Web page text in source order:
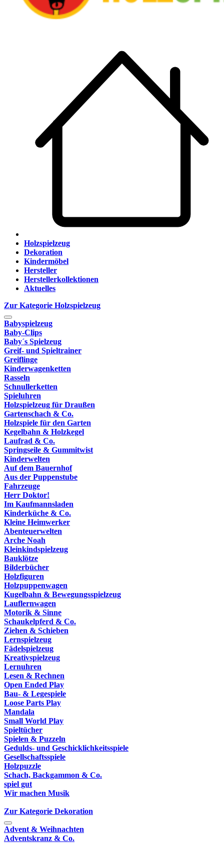
Holzspielzeug
Dekoration
Kindermöbel
Hersteller
Herstellerkollektionen
Aktuelles
Zur Kategorie Holzspielzeug
Babyspielzeug
Baby-Clips
Baby´s Spielzeug
Greif- und Spieltrainer
Greiflinge
Kinderwagenketten
Rasseln
Schnullerketten
Spieluhren
Holzspielzeug für Draußen
Gartenschach & Co.
Holzspiele für den Garten
Kegelbahn & Holzkegel
Laufrad & Co.
Springseile & Gummitwist
Kinderwelten
Auf dem Bauernhof
Aus der Puppenstube
Fahrzeuge
Herr Doktor!
Im Kaufmannsladen
Kinderküche & Co.
Kleine Heimwerker
Abenteuerwelten
Arche Noah
Kleinkindspielzeug
Bauklötze
Bilderbücher
Holzfiguren
Holzpuppenwagen
Kugelbahn & Bewegungsspielzeug
Lauflernwagen
Motorik & Sinne
Schaukelpferd & Co.
Ziehen & Schieben
Lernspielzeug
Fädelspielzeug
Kreativspielzeug
Lernuhren
Lesen & Rechnen
Open Ended Play
Bau- & Legespiele
Loose Parts Play
Mandala
Small World Play
Spieltücher
Spielen & Puzzeln
Gedulds- und Geschicklichkeitsspiele
Gesellschaftsspiele
Holzpuzzle
Schach, Backgammon & Co.
spiel gut
Wir machen Musik
Zur Kategorie Dekoration
Advent & Weihnachten
Adventskranz & Co.